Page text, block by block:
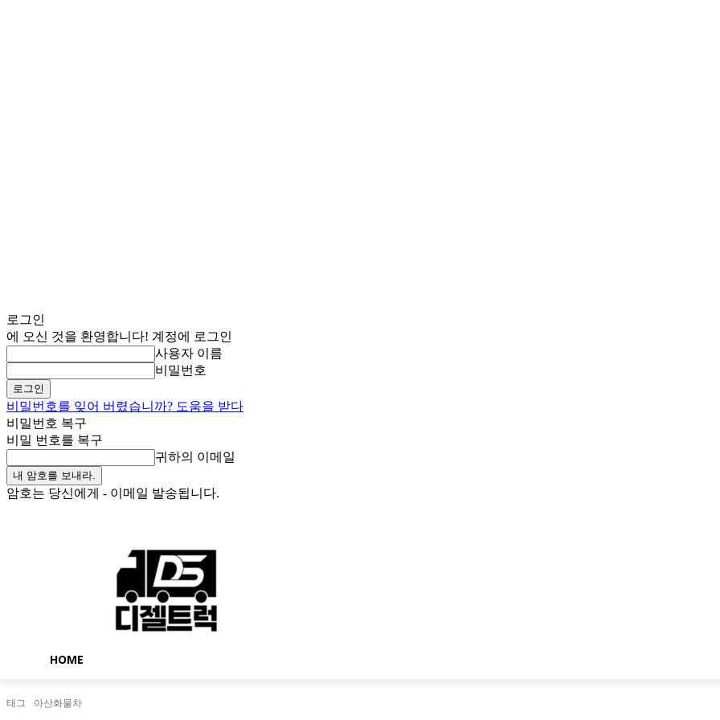
로그인
에 오신 것을 환영합니다! 계정에 로그인
사용자 이름
비밀번호
비밀번호를 잊어 버렸습니까? 도움을 받다
비밀번호 복구
비밀 번호를 복구
귀하의 이메일
암호는 당신에게 - 이메일 발송됩니다.
HOME
태그 아산화물차